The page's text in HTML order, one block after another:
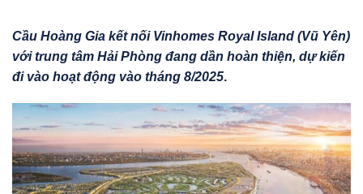
Cầu Hoàng Gia kết nối Vinhomes Royal Island (Vũ Yên)
với trung tâm Hải Phòng đang dần hoàn thiện, dự kiến
đi vào hoạt động vào tháng 8/2025.